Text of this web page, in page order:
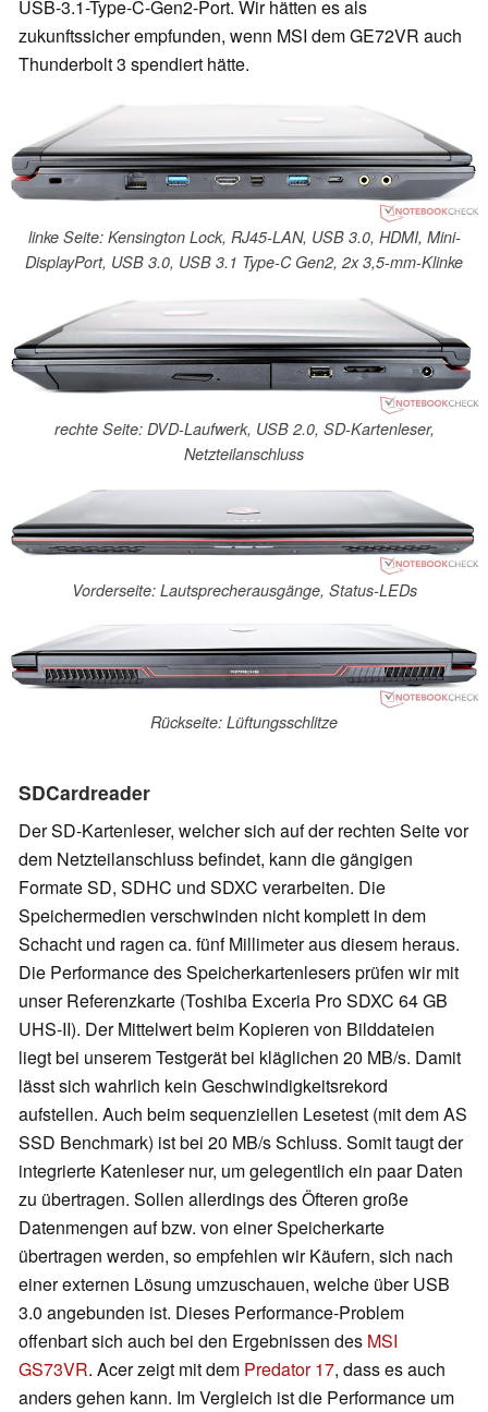
USB-3.1-Type-C-Gen2-Port. Wir hätten es als
zukunftssicher empfunden, wenn MSI dem GE72VR auch
Thunderbolt 3 spendiert hätte.
linke Seite: Kensington Lock, RJ45-LAN, USB 3.0, HDMI, Mini-
DisplayPort, USB 3.0, USB 3.1 Type-C Gen2, 2x 3,5-mm-Klinke
rechte Seite: DVD-Laufwerk, USB 2.0, SD-Kartenleser,
Netzteilanschluss
Vorderseite: Lautsprecherausgänge, Status-LEDs
Rückseite: Lüftungsschlitze
SDCardreader
Der SD-Kartenleser, welcher sich auf der rechten Seite vor
dem Netzteilanschluss befindet, kann die gängigen
Formate SD, SDHC und SDXC verarbeiten. Die
Speichermedien verschwinden nicht komplett in dem
Schacht und ragen ca. fünf Millimeter aus diesem heraus.
Die Performance des Speicherkartenlesers prüfen wir mit
unser Referenzkarte (Toshiba Exceria Pro SDXC 64 GB
UHS-II). Der Mittelwert beim Kopieren von Bilddateien
liegt bei unserem Testgerät bei kläglichen 20 MB/s. Damit
lässt sich wahrlich kein Geschwindigkeitsrekord
aufstellen. Auch beim sequenziellen Lesetest (mit dem AS
SSD Benchmark) ist bei 20 MB/s Schluss. Somit taugt der
integrierte Katenleser nur, um gelegentlich ein paar Daten
zu übertragen. Sollen allerdings des Öfteren große
Datenmengen auf bzw. von einer Speicherkarte
übertragen werden, so empfehlen wir Käufern, sich nach
einer externen Lösung umzuschauen, welche über USB
3.0 angebunden ist. Dieses Performance-Problem
offenbart sich auch bei den Ergebnissen des MSI
GS73VR. Acer zeigt mit dem Predator 17, dass es auch
anders gehen kann. Im Vergleich ist die Performance um